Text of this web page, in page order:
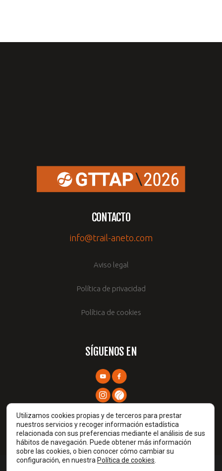
CONTACTO
info@trail-aneto.com
Aviso legal
Política de privacidad
Política de cookies
SÍGUENOS EN
Utilizamos cookies propias y de terceros para prestar
nuestros servicios y recoger información estadística
relacionada con sus preferencias mediante el análisis de sus
hábitos de navegación. Puede obtener más información
sobre las cookies, o bien conocer cómo cambiar su
configuración, en nuestra Política de cookies